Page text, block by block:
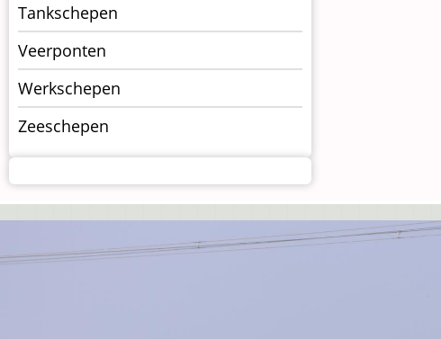
Tankschepen
Veerponten
Werkschepen
Zeeschepen